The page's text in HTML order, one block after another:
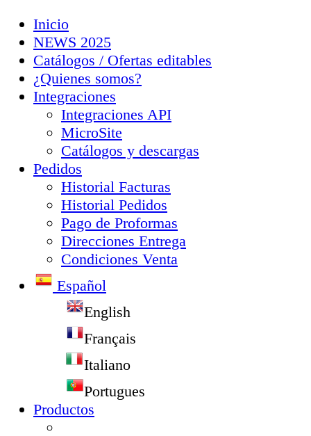
Inicio
NEWS 2025
Catálogos / Ofertas editables
¿Quienes somos?
Integraciones
Integraciones API
MicroSite
Catálogos y descargas
Pedidos
Historial Facturas
Historial Pedidos
Pago de Proformas
Direcciones Entrega
Condiciones Venta
Español
English
Français
Italiano
Portugues
Productos